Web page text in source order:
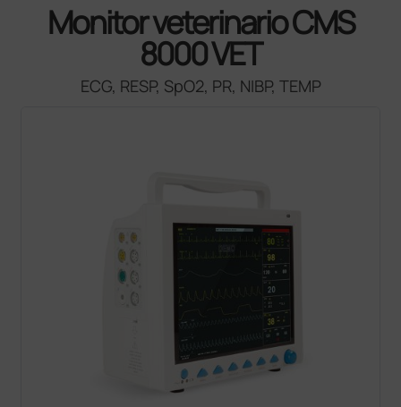
Monitor veterinario CMS
8000 VET
ECG, RESP, SpO2, PR, NIBP, TEMP